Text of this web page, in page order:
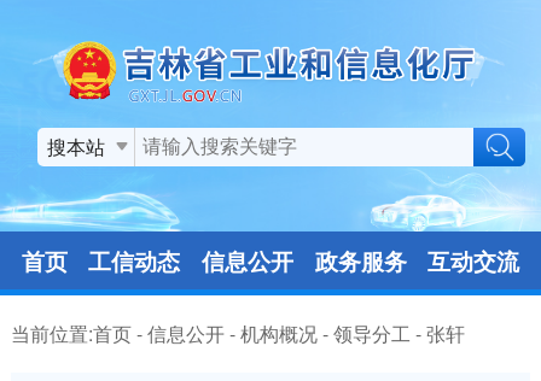
搜本站
首页 工信动态 信息公开 政务服务 互动交流
当前位置:首页-信息公开-机构概况-领导分工 -张轩